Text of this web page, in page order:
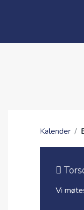
Kalender /
Vi